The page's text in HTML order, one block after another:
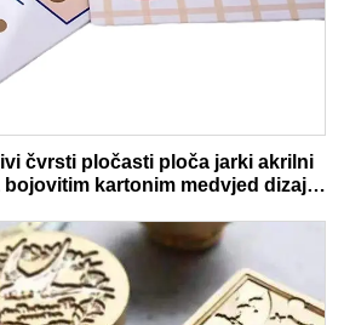
čvrsti pločasti ploča jarki akrilni
bojovitim kartonim medvjed dizajn